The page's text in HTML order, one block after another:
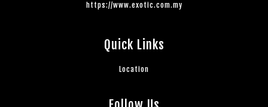
https://www.exotic.com.my
Quick Links
Location